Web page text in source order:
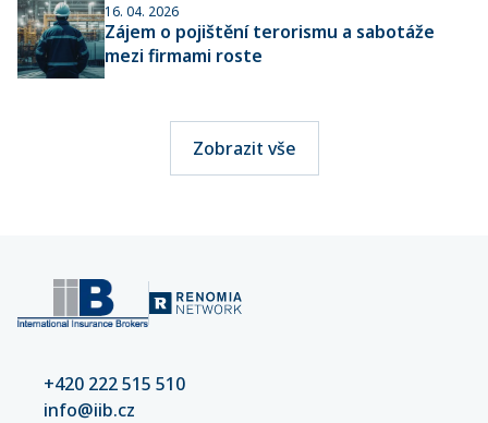
16. 04. 2026
Zájem o pojištění terorismu a sabotáže
mezi firmami roste
Zobrazit vše
+420 222 515 510
info@iib.cz